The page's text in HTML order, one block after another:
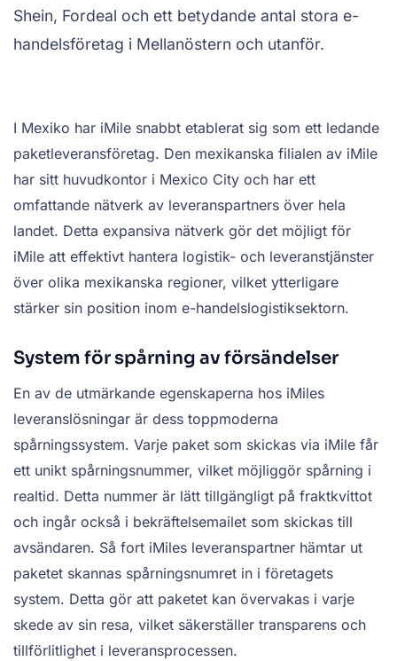
Shein, Fordeal och ett betydande antal stora e-
handelsföretag i Mellanöstern och utanför.
I Mexiko har iMile snabbt etablerat sig som ett ledande
paketleveransföretag. Den mexikanska filialen av iMile
har sitt huvudkontor i Mexico City och har ett
omfattande nätverk av leveranspartners över hela
landet. Detta expansiva nätverk gör det möjligt för
iMile att effektivt hantera logistik- och leveranstjänster
över olika mexikanska regioner, vilket ytterligare
stärker sin position inom e-handelslogistiksektorn.
System för spårning av försändelser
En av de utmärkande egenskaperna hos iMiles
leveranslösningar är dess toppmoderna
spårningssystem. Varje paket som skickas via iMile får
ett unikt spårningsnummer, vilket möjliggör spårning i
realtid. Detta nummer är lätt tillgängligt på fraktkvittot
och ingår också i bekräftelsemailet som skickas till
avsändaren. Så fort iMiles leveranspartner hämtar ut
paketet skannas spårningsnumret in i företagets
system. Detta gör att paketet kan övervakas i varje
skede av sin resa, vilket säkerställer transparens och
tillförlitlighet i leveransprocessen.